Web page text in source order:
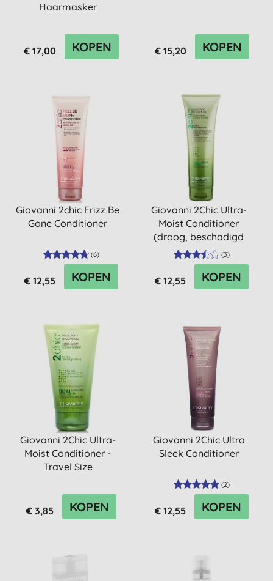
Haarmasker
€ 17,00 KOPEN € 15,20 KOPEN
Giovanni 2chic Frizz Be
Gone Conditioner
(6)
€ 12,55 KOPEN
Giovanni 2Chic Ultra-
Moist Conditioner
(droog, beschadigd
haar)
(3)
€ 12,55 KOPEN
Giovanni 2Chic Ultra-
Moist Conditioner -
Travel Size
€ 3,85 KOPEN
Giovanni 2Chic Ultra
Sleek Conditioner
(2)
€ 12,55 KOPEN